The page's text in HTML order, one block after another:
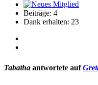
Beiträge: 4
Dank erhalten: 23
Tabatha antwortete auf